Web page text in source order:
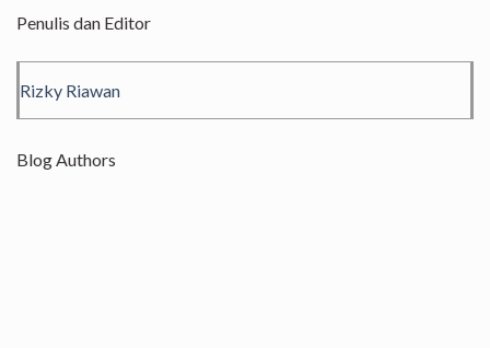
Penulis dan Editor
Rizky Riawan
Blog Authors